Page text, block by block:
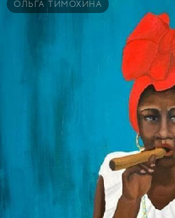
ОЛЬГА ТИМОХИНА